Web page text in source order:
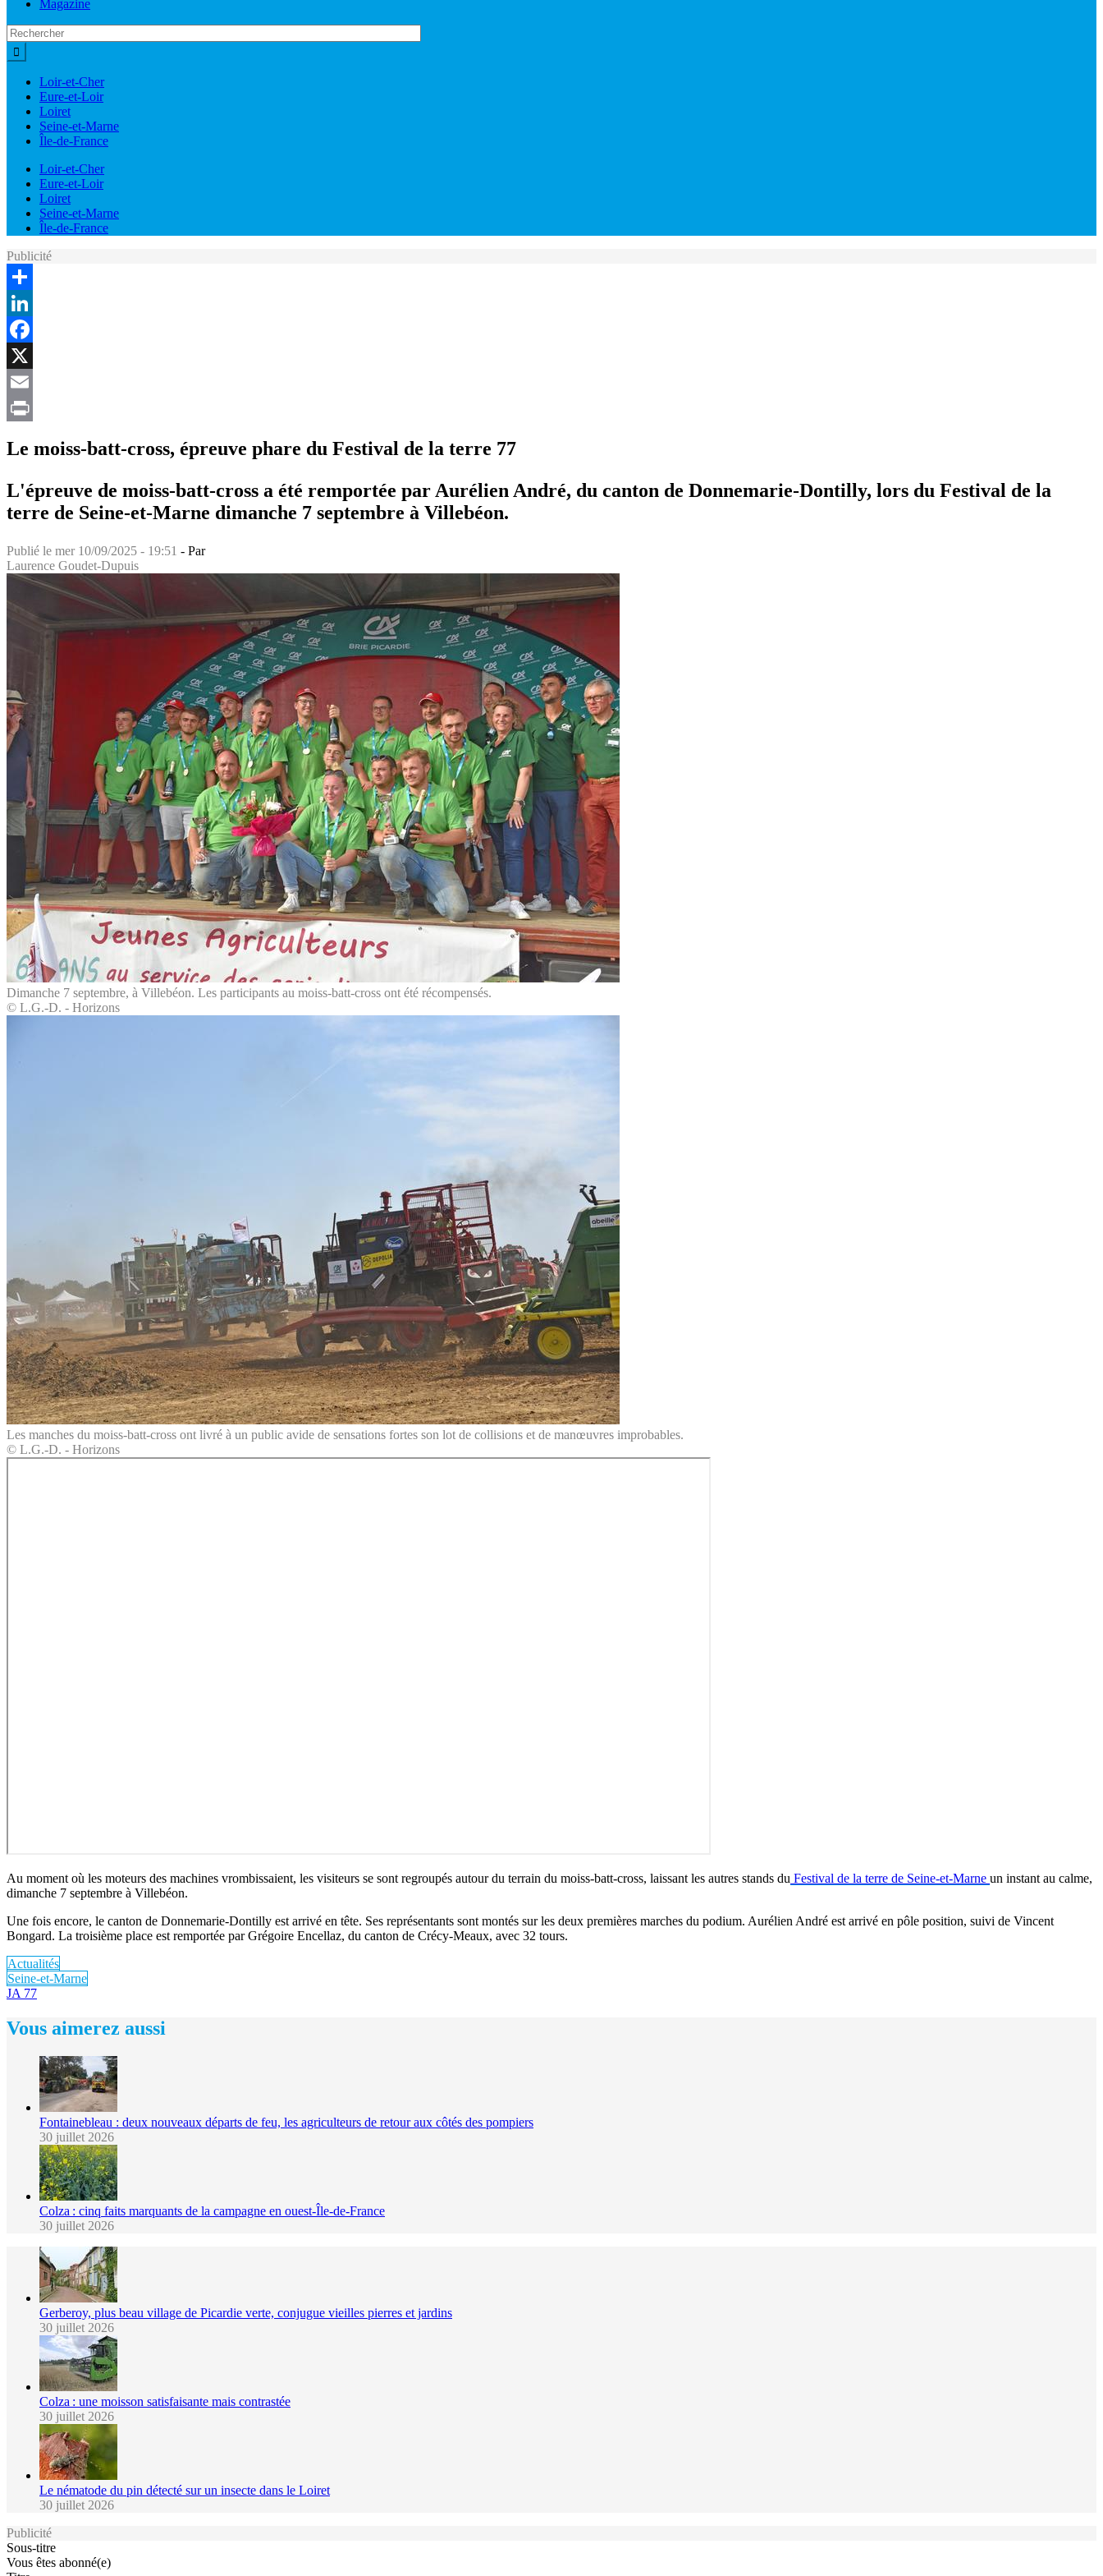
Magazine
Loir-et-Cher
Eure-et-Loir
Loiret
Seine-et-Marne
Île-de-France
Loir-et-Cher
Eure-et-Loir
Loiret
Seine-et-Marne
Île-de-France
Publicité
Share
LinkedIn
Facebook
X
Email
Le moiss-batt-cross, épreuve phare du Festival de la terre 77
L'épreuve de moiss-batt-cross a été remportée par Aurélien André, du canton de Donnemarie-Dontilly, lors du Festival de la
terre de Seine-et-Marne dimanche 7 septembre à Villebéon.
Publié le mer 10/09/2025 - 19:51 - Par
Laurence Goudet-Dupuis
Dimanche 7 septembre, à Villebéon. Les participants au moiss-batt-cross ont été récompensés.
© L.G.-D. - Horizons
Les manches du moiss-batt-cross ont livré à un public avide de sensations fortes son lot de collisions et de manœuvres improbables.
© L.G.-D. - Horizons
Au moment où les moteurs des machines vrombissaient, les visiteurs se sont regroupés autour du terrain du moiss-batt-cross, laissant les autres stands du Festival de la terre de Seine-et-Marne un instant au calme,
dimanche 7 septembre à Villebéon.
Une fois encore, le canton de Donnemarie-Dontilly est arrivé en tête. Ses représentants sont montés sur les deux premières marches du podium. Aurélien André est arrivé en pôle position, suivi de Vincent
Bongard. La troisième place est remportée par Grégoire Encellaz, du canton de Crécy-Meaux, avec 32 tours.
Actualités
Seine-et-Marne
JA 77
Vous aimerez aussi
Fontainebleau : deux nouveaux départs de feu, les agriculteurs de retour aux côtés des pompiers
30 juillet 2026
Colza : cinq faits marquants de la campagne en ouest-Île-de-France
30 juillet 2026
Gerberoy, plus beau village de Picardie verte, conjugue vieilles pierres et jardins
30 juillet 2026
Colza : une moisson satisfaisante mais contrastée
30 juillet 2026
Le nématode du pin détecté sur un insecte dans le Loiret
30 juillet 2026
Publicité
Sous-titre
Vous êtes abonné(e)